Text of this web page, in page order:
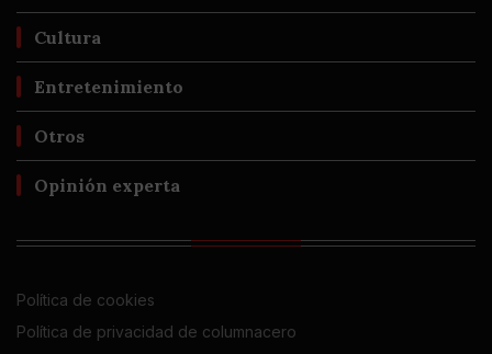
Cultura
Entretenimiento
Otros
Opinión experta
Política de cookies
Política de privacidad de columnacero